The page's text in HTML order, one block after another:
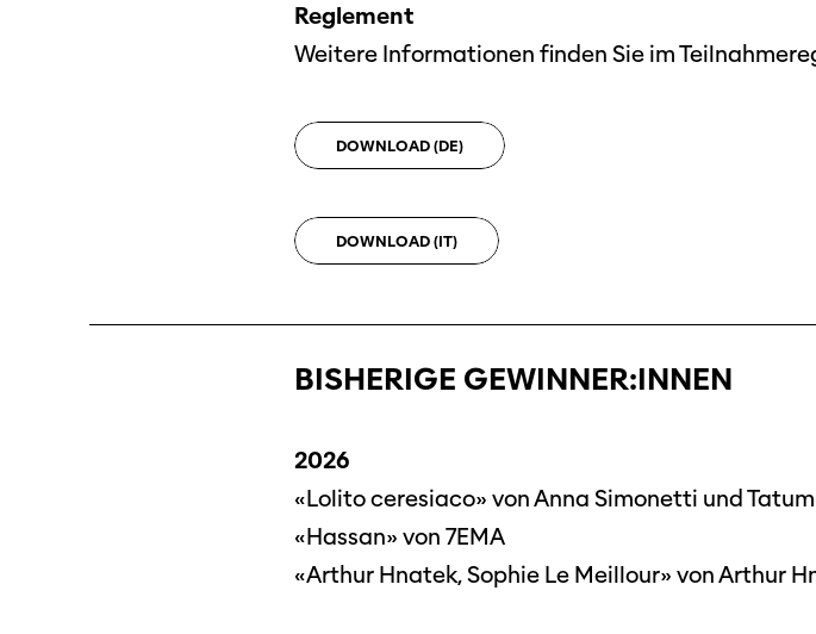
Reglement
Weitere Informationen finden Sie im
DOWNLOAD (DE)
DOWNLOAD (IT)
BISHERIGE GEWINNER:INNEN
2026
«Lolito ceresiaco» von Anna Simonetti und Tatum
«Hassan» von 7EMA
«Arthur Hnatek, Sophie Le Meillour» von Arthur